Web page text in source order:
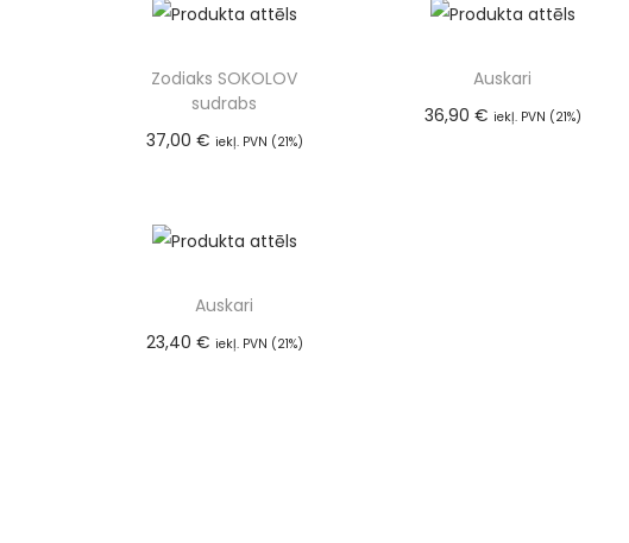
Zodiaks SOKOLOV
sudrabs
37,00 € iekļ. PVN (21%)
Auskari
36,90 € iekļ. PVN (21%)
Auskari
23,40 € iekļ. PVN (21%)